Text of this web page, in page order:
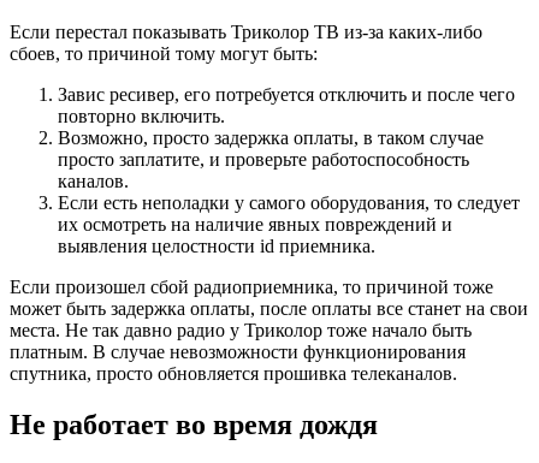
Если перестал показывать Триколор ТВ из-за каких-либо
сбоев, то причиной тому могут быть:
Завис ресивер, его потребуется отключить и после чего
повторно включить.
Возможно, просто задержка оплаты, в таком случае
просто заплатите, и проверьте работоспособность
каналов.
Если есть неполадки у самого оборудования, то следует
их осмотреть на наличие явных повреждений и
выявления целостности id приемника.
Если произошел сбой радиоприемника, то причиной тоже
может быть задержка оплаты, после оплаты все станет на свои
места. Не так давно радио у Триколор тоже начало быть
платным. В случае невозможности функционирования
спутника, просто обновляется прошивка телеканалов.
Не работает во время дождя